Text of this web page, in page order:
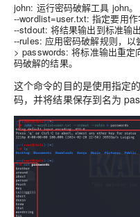
john: 运行密码破解工具 john。
--wordlist=user.txt: 指定要用
--stdout: 将结果输出到标准输
--rules: 应用密码破解规则，以
> passwords: 将标准输出重定
码破解的结果。
这个命令的目的是使用指定
码，并将结果保存到名为